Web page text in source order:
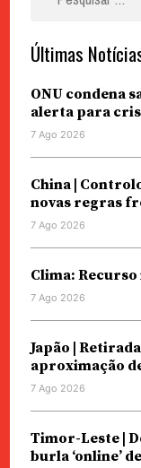
Últimas
ONU condena
alerta para
7 Ago 2026
China |
novas regras
7 Ago 2026
Clima:
7 Ago 2026
Japão |
aproximação
7 Ago 2026
Timor-Leste |
burla ‘online’